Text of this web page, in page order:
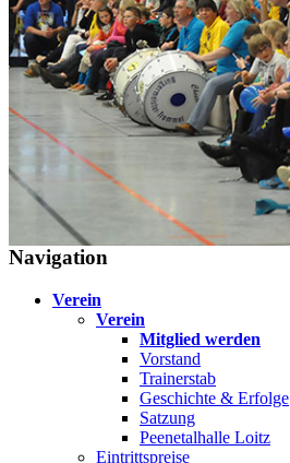
Navigation
Verein
Verein
Mitglied werden
Vorstand
Trainerstab
Geschichte & Erfolge
Satzung
Peenetalhalle Loitz
Eintrittspreise